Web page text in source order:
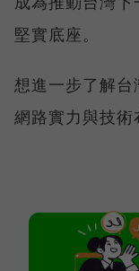
堅實底座。
想進一步了解
網路實力與技術